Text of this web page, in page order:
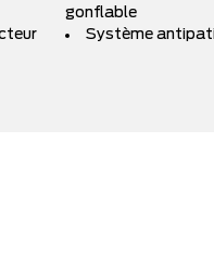
gonflable
Système